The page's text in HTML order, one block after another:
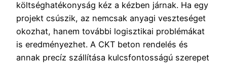
költséghatékonyság kéz a kézben járnak. Ha egy
projekt csúszik, az nemcsak anyagi veszteséget
okozhat, hanem további logisztikai problémákat
is eredményezhet. A CKT beton rendelés és
annak precíz szállítása kulcsfontosságú szerepet